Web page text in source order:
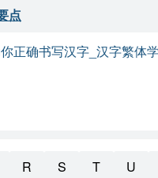
点
正确书写汉字_汉字繁体
R S T U